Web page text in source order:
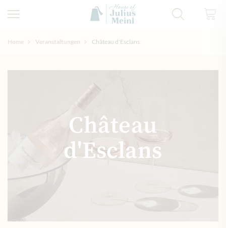
Home Veranstaltungen Château d'Esclans
Château
d'Esclans